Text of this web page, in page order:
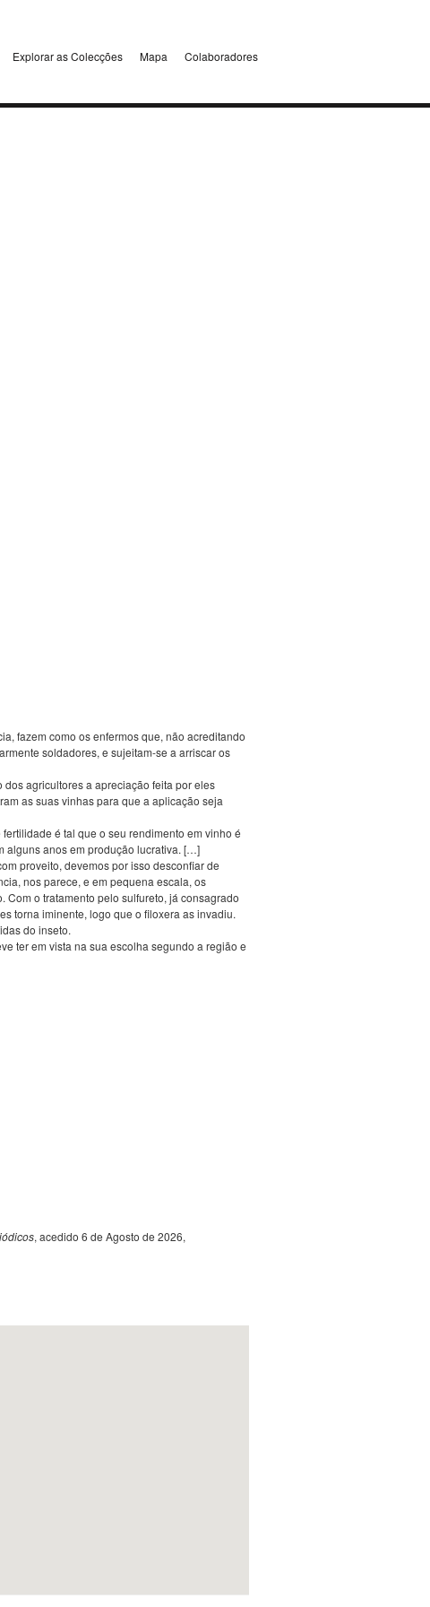
Explorar as Colecções Mapa Colaboradores
fazem como os enfermos que, não acreditando
soldadores, e sujeitam-se a arriscar os
agricultores a apreciação feita por eles
as suas vinhas para que a aplicação seja
é tal que o seu rendimento em vinho é
alguns anos em produção lucrativa. […]
proveito, devemos por isso desconfiar de
nos parece, e em pequena escala, os
o tratamento pelo sulfureto, já consagrado
torna iminente, logo que o filoxera as invadiu.
do inseto.
ter em vista na sua escolha segundo a região e
, acedido 6 de Agosto de 2026,